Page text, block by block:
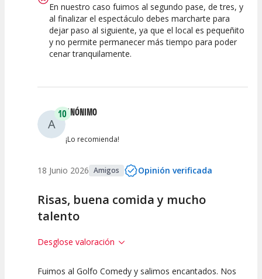
En nuestro caso fuimos al segundo pase, de tres, y
al finalizar el espectáculo debes marcharte para
dejar paso al siguiente, ya que el local es pequeñito
y no permite permanecer más tiempo para poder
cenar tranquilamente.
A
10ANÓNIMO
¡Lo recomienda!
18 Junio 2026 Amigos Opinión verificada
Risas, buena comida y mucho
talento
Desglose valoración
10 10 10
Fuimos al Golfo Comedy y salimos encantados. Nos